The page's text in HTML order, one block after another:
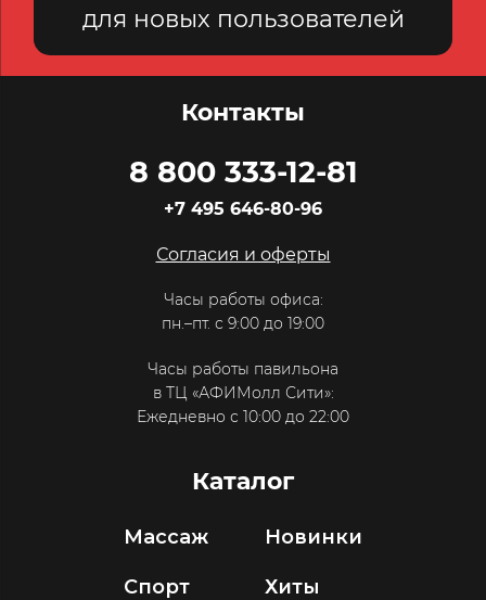
для новых пользователей
Контакты
8 800 333-12-81
+7 495 646-80-96
Согласия и оферты
Часы работы офиса:
пн.–пт. с 9:00 до 19:00
Часы работы павильона
в ТЦ «АФИМолл Сити»:
Ежедневно с 10:00 до 22:00
Каталог
Массаж
Спорт
Новинки
Хиты